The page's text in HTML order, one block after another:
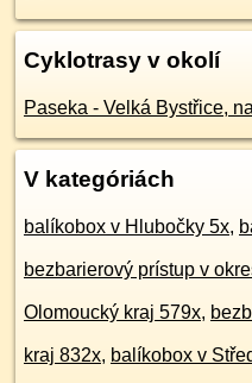
Cyklotrasy v okolí
Paseka - Velká Bystřice,
V kategóriách
balíkobox v Hlubočky 5x,
bezbarierový prístup v
Olomoucký kraj 579x,
kraj 832x, balíkobox v